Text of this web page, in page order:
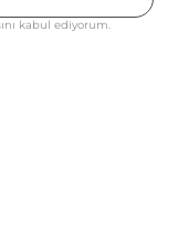
kabul ediyorum.